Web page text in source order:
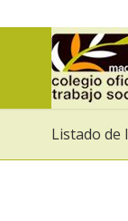
Listado de